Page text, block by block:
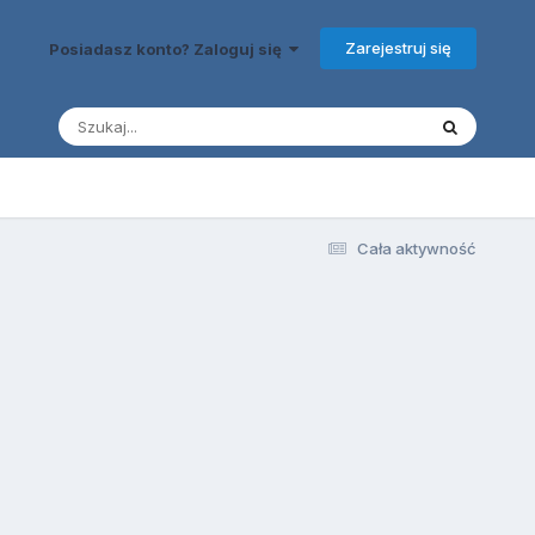
Posiadasz konto? Zaloguj się Zarejestruj się
Cała aktywność